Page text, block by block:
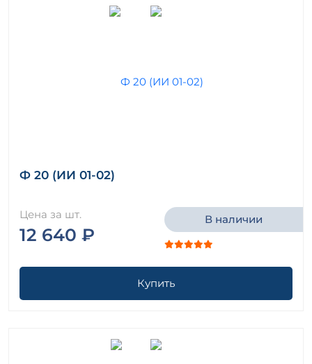
Ф 20 (ИИ 01-02)
Цена за шт.
12 640 ₽
В наличии
Купить